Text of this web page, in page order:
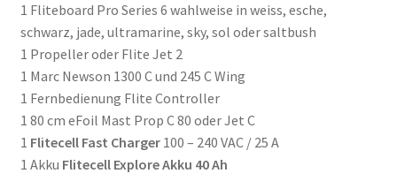
1 Fliteboard Pro Series 6 wahlweise in weiss, esche,
schwarz, jade, ultramarine, sky, sol oder saltbush
1 Propeller oder Flite Jet 2
1 Marc Newson 1300 C und 245 C Wing
1 Fernbedienung Flite Controller
1 80 cm eFoil Mast Prop C 80 oder Jet C
1 Flitecell Fast Charger100 – 240 VAC / 25 A
1 Akku Flitecell Explore Akku 40 Ah